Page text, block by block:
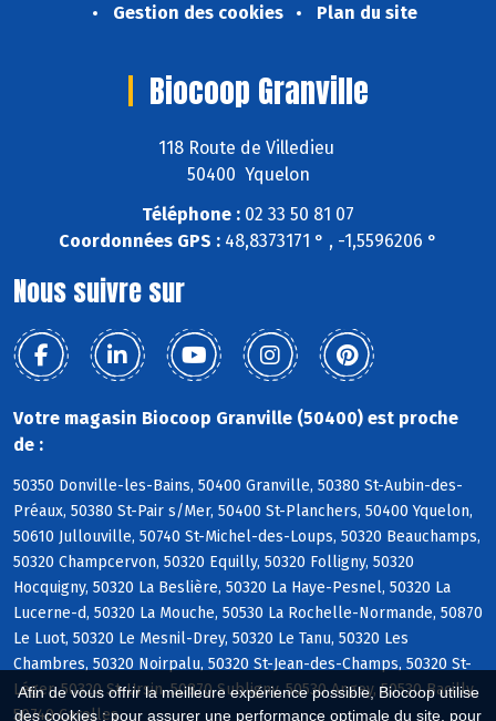
Afin de vous offrir la meilleure expérience possible, Biocoop utilise
des cookies : pour assurer une performance optimale du site, pour
Gestion des cookies
Plan du site
Biocoop Granville
118 Route de Villedieu
50400 Yquelon
Téléphone : 02 33 50 81 07
Coordonnées GPS : 48,8373171 ° , -1,5596206 °
Nous suivre sur
Votre magasin Biocoop Granville (50400) est proche
de :
50350 Donville-les-Bains, 50400 Granville, 50380 St-Aubin-des-
Préaux, 50380 St-Pair s/Mer, 50400 St-Planchers, 50400 Yquelon,
50610 Jullouville, 50740 St-Michel-des-Loups, 50320 Beauchamps,
50320 Champcervon, 50320 Equilly, 50320 Folligny, 50320
Hocquigny, 50320 La Beslière, 50320 La Haye-Pesnel, 50320 La
Lucerne-d, 50320 La Mouche, 50530 La Rochelle-Normande, 50870
Le Luot, 50320 Le Mesnil-Drey, 50320 Le Tanu, 50320 Les
Chambres, 50320 Noirpalu, 50320 St-Jean-des-Champs, 50320 St-
Léger, 50320 St-Ursin, 50870 Subligny, 50530 Angey, 50530 Bacilly,
50740 Carolles